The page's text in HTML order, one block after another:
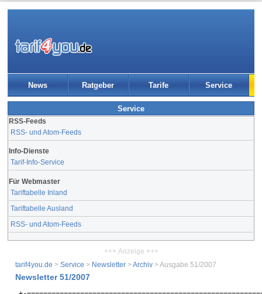
News Ratgeber Tarife Service
Service
RSS-Feeds
RSS- und Atom-Feeds
Info-Dienste
Tarif-Info-Service
Für Webmaster
Tariftabelle Inland
Tariftabelle Ausland
RSS- und Atom-Feeds
+++ Anzeige +++
tarif4you.de > Service > Newsletter >Archiv > Ausgabe 51/2007
Newsletter 51/2007